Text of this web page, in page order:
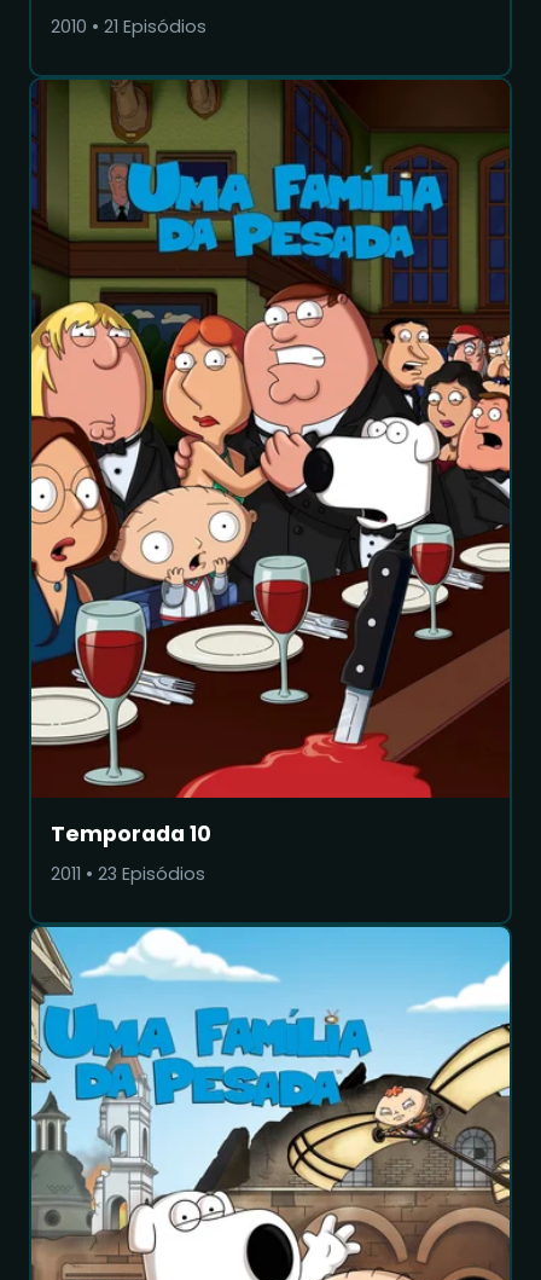
2010 • 21 Episódios
Temporada 10
2011 • 23 Episódios